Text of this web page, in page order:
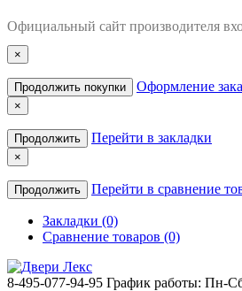
Официальный сайт производителя
×
Продолжить покупки Оформление
×
Продолжить Перейти в закладки
×
Продолжить Перейти в сравнение
Закладки (0)
Сравнение товаров (0)
8-495-077-94-95 График работы: Пн-